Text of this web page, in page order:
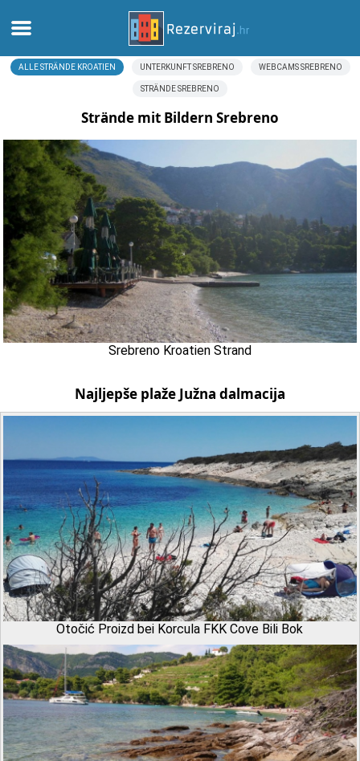
Zuhause
Apartments
Touristeninformation
Strände
webcams
Treffen Sie Kroatien
museen
ALLE STRÄNDE KROATIEN UNTERKUNFT SREBRENO WEBCAMS SREBRENO
STRÄNDE SREBRENO
Strände mit Bildern Srebreno
Srebreno Kroatien Strand
Najljepše plaže Južna dalmacija
Otočić Proizd bei Korcula FKK Cove Bili Bok